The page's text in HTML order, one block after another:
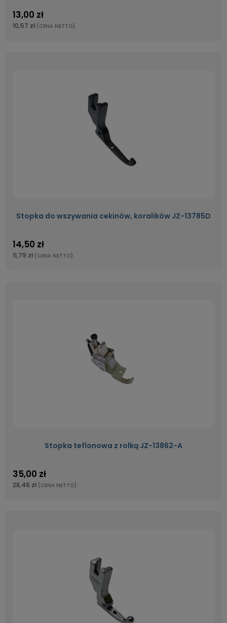
13,00 zł
10,57 zł (CENA NETTO)
Stopka do wszywania cekinów, koralików JZ-13785D
14,50 zł
11,79 zł (CENA NETTO)
Stopka teflonowa z rolką JZ-13862-A
35,00 zł
28,46 zł (CENA NETTO)